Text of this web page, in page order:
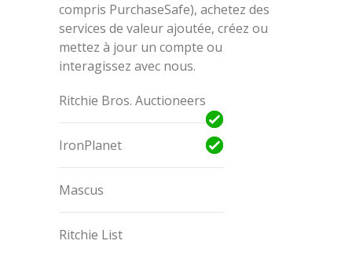
compris PurchaseSafe), achetez des
services de valeur ajoutée, créez ou
mettez à jour un compte ou
interagissez avec nous.
Ritchie Bros. Auctioneers
IronPlanet
Mascus
Ritchie List